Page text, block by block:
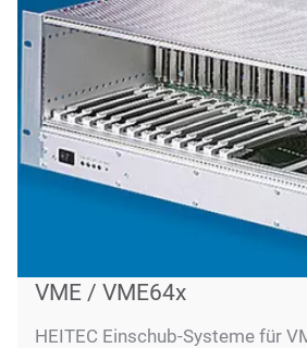
VME / VME64x
HEITEC Einschub-Systeme für